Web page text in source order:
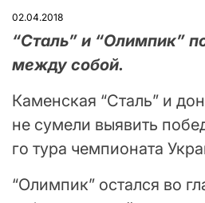
02.04.2018
“Сталь” и “Олимпик”
между собой.
Каменская “Сталь” и
не сумели выявить
го тура чемпионата
“Олимпик” остался во